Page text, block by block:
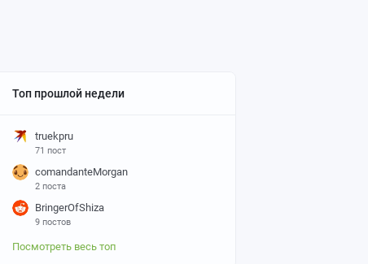
Топ прошлой недели
truekpru
71 пост
comandanteMorgan
2 поста
BringerOfShiza
9 постов
Посмотреть весь топ